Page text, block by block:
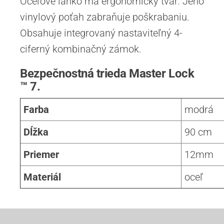
vinylový poťah zabraňuje poškrabaniu.
Obsahuje integrovaný nastaviteľný 4-
ciferný kombinačný zámok.
Bezpečnostná trieda Master Lock
™ 7.
Farba
modrá
Dĺžka
90 cm
Priemer
12mm
Materiál
oceľ